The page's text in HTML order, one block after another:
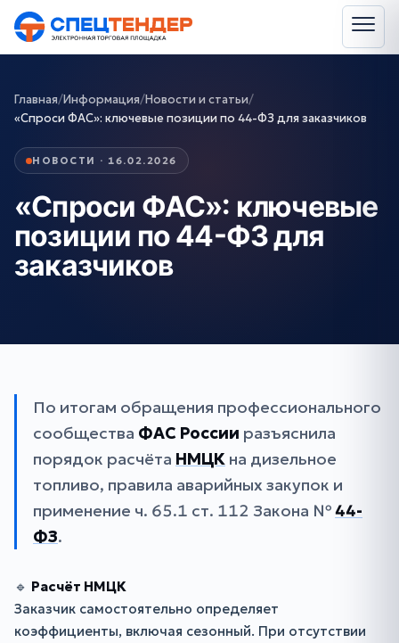
Главная/Информация/Новости и статьи/
«Спроси ФАС»: ключевые позиции по 44-ФЗ для заказчиков
НОВОСТИ · 16.02.2026
«Спроси ФАС»: ключевые
позиции по 44-ФЗ для
заказчиков
По итогам обращения профессионального
сообщества ФАС России разъяснила
порядок расчёта НМЦК на дизельное
топливо, правила аварийных закупок и
применение ч. 65.1 ст. 112 Закона №44-
ФЗ.
🔹 Расчёт НМЦК
Заказчик самостоятельно определяет
коэффициенты, включая сезонный. При отсутствии